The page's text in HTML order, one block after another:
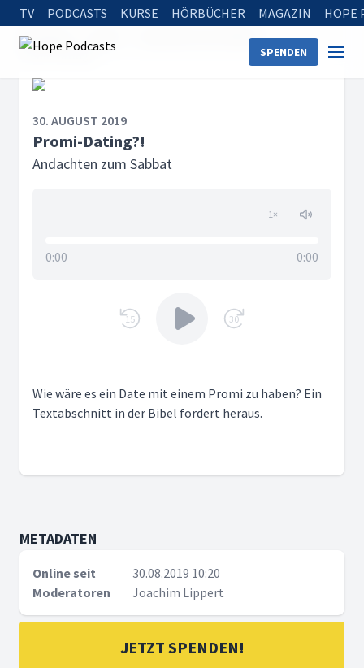
TV PODCASTS KURSE HÖRBÜCHER MAGAZIN HOPE
SPENDEN
Startseite
Andachten zum Sabbat
Promi-Dating?!
30. AUGUST 2019
Promi-Dating?!
Andachten zum Sabbat
1×
0:00 0:00
15 30
Wie wäre es ein Date mit einem Promi zu haben? Ein
Textabschnitt in der Bibel fordert heraus.
METADATEN
Online seit
30.08.2019 10:20
Moderatoren
Joachim Lippert
JETZT SPENDEN!